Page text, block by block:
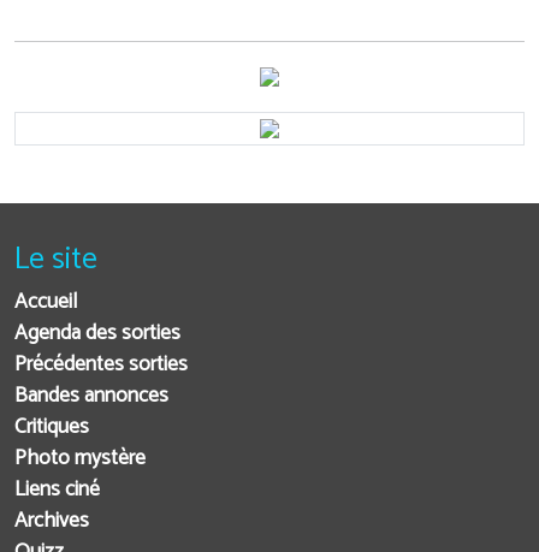
Le site
Accueil
Agenda des sorties
Précédentes sorties
Bandes annonces
Critiques
Photo mystère
Liens ciné
Archives